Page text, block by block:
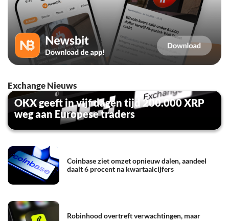
Exchange Nieuws
OKX geeft in vijf dagen tijd 200.000 XRP
weg aan Europese traders
Coinbase ziet omzet opnieuw dalen, aandeel
daalt 6 procent na kwartaalcijfers
Robinhood overtreft verwachtingen, maar